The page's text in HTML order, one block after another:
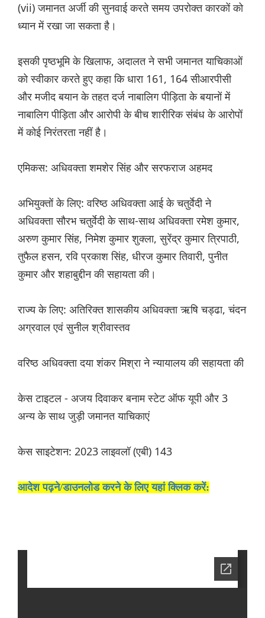
(vii) जमानत अर्जी की सुनवाई करते समय उपरोक्त कारकों को
ध्यान में रखा जा सकता है।
इसकी पृष्ठभूमि के खिलाफ, अदालत ने सभी जमानत याचिकाओं
को स्वीकार करते हुए कहा कि धारा 161, 164 सीआरपीसी
और मजीद बयान के तहत दर्ज नाबालिग पीड़िता के बयानों में
नाबालिग पीड़िता और आरोपी के बीच शारीरिक संबंध के आरोपों
में कोई निरंतरता नहीं है।
एमिकस: अधिवक्ता शमशेर सिंह और सरफराज अहमद
अभियुक्तों के लिए: वरिष्ठ अधिवक्ता आई के चतुर्वेदी ने
अधिवक्ता सौरभ चतुर्वेदी के साथ-साथ अधिवक्ता रमेश कुमार,
अरुण कुमार सिंह, निमेश कुमार शुक्ला, सुरेंद्र कुमार त्रिपाठी,
तुफैल हसन, रवि प्रकाश सिंह, धीरज कुमार तिवारी, पुनीत
कुमार और शहाबुद्दीन की सहायता की।
राज्य के लिए: अतिरिक्त शासकीय अधिवक्ता ऋषि चड्ढा, चंदन
अग्रवाल एवं सुनील श्रीवास्तव
वरिष्ठ अधिवक्ता दया शंकर मिश्रा ने न्यायालय की सहायता की
केस टाइटल - अजय दिवाकर बनाम स्टेट ऑफ यूपी और 3
अन्य के साथ जुड़ी जमानत याचिकाएं
केस साइटेशन: 2023 लाइवलॉ (एबी) 143
आदेश पढ़ने/डाउनलोड करने के लिए यहां क्लिक करें: